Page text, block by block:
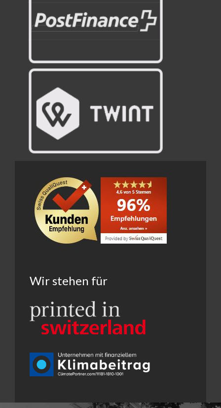
Wir stehen für